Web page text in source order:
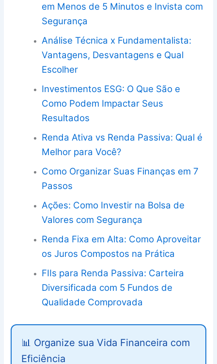
em Menos de 5 Minutos e Invista com
Segurança
Análise Técnica x Fundamentalista:
Vantagens, Desvantagens e Qual
Escolher
Investimentos ESG: O Que São e
Como Podem Impactar Seus
Resultados
Renda Ativa vs Renda Passiva: Qual é
Melhor para Você?
Como Organizar Suas Finanças em 7
Passos
Ações: Como Investir na Bolsa de
Valores com Segurança
Renda Fixa em Alta: Como Aproveitar
os Juros Compostos na Prática
FIIs para Renda Passiva: Carteira
Diversificada com 5 Fundos de
Qualidade Comprovada
📊 Organize sua Vida Financeira com
Eficiência